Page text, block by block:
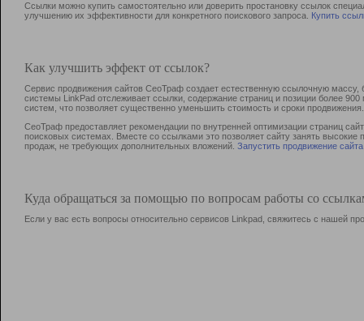
Ссылки можно купить самостоятельно или доверить простановку ссылок
улучшению их эффективности для конкретного поискового запроса. Купить
Как улучшить эффект от ссылок?
Сервис продвижения сайтов СеоТраф создает естественную ссылочную
системы LinkPad отслеживает ссылки, содержание страниц и позиции более
систем, что позволяет существенно уменьшить стоимость и сроки продвижения.
СеоТраф предоставляет рекомендации по внутренней оптимизации страниц
поисковых системах. Вместе со ссылками это позволяет сайту занять
продаж, не требующих дополнительных вложений. Запустить продвижение сайта
Куда обращаться за помощью по вопросам работы со
Если у вас есть вопросы относительно сервисов Linkpad, свяжитесь с нашей